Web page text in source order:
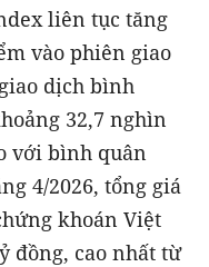
liên tục tăng
vào phiên giao
dịch bình
32,7 nghìn
với bình quân
4/2026, tổng giá
khoán Việt
đồng, cao nhất từ